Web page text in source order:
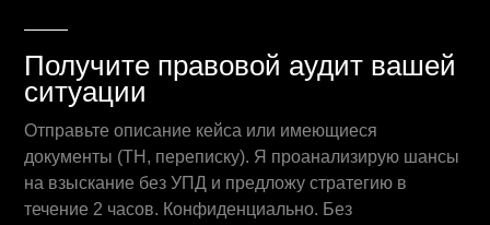
Получите правовой аудит вашей
ситуации
Отправьте описание кейса или имеющиеся
документы (ТН, переписку). Я проанализирую шансы
на взыскание без УПД и предложу стратегию в
течение 2 часов. Конфиденциально. Без